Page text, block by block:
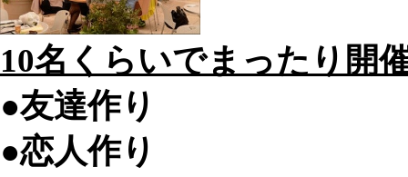
10名くらいでまったり開
●友達作り
●恋人作り